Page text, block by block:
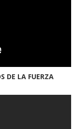
DE LA FUERZA